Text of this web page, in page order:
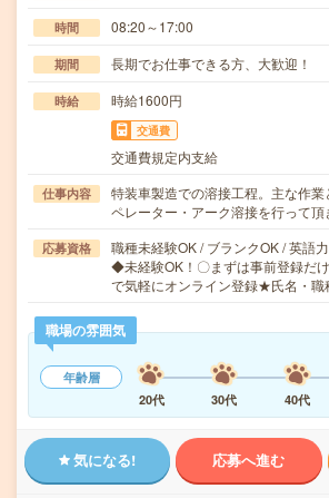
時間 08:20～17:00
期間 長期でお仕事できる方、大歓迎！
時給 時給1600円
交通費
交通費規定内支給
仕事内容
特装車製造での溶接工程。主な作
ペレーター・アーク溶接を行って
応募資格
職種未経験OK / ブランクOK / 英語
◆未経験OK！〇まずは事前登録だ
で気軽にオンライン登録★氏名・
職場の雰囲気
年齢層
20代
30代 40代
気になる! 応募へ進む